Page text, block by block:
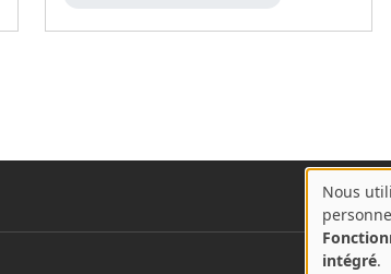
A
des
Nous
intégré.